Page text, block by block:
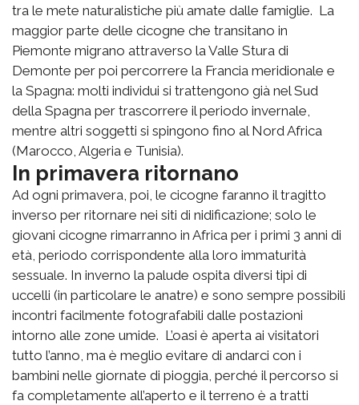
tra le mete naturalistiche più amate dalle famiglie. La
maggior parte delle cicogne che transitano in
Piemonte migrano attraverso la Valle Stura di
Demonte per poi percorrere la Francia meridionale e
la Spagna: molti individui si trattengono già nel Sud
della Spagna per trascorrere il periodo invernale,
mentre altri soggetti si spingono fino al Nord Africa
(Marocco, Algeria e Tunisia).
In primavera ritornano
Ad ogni primavera, poi, le cicogne faranno il tragitto
inverso per ritornare nei siti di nidificazione; solo le
giovani cicogne rimarranno in Africa per i primi 3 anni di
età, periodo corrispondente alla loro immaturità
sessuale. In inverno la palude ospita diversi tipi di
uccelli (in particolare le anatre) e sono sempre possibili
incontri facilmente fotografabili dalle postazioni
intorno alle zone umide. L’oasi è aperta ai visitatori
tutto l’anno, ma è meglio evitare di andarci con i
bambini nelle giornate di pioggia, perché il percorso si
fa completamente all’aperto e il terreno è a tratti